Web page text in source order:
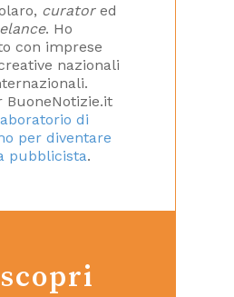
curatored
. Ho
con imprese
nazionali
BuoneNotizie.it
di
per diventare
pubblicista.